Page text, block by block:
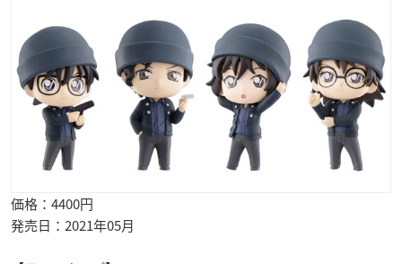
価格：4400円
発売日：2021年05月